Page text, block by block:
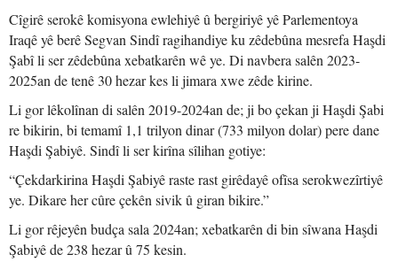
Cîgirê serokê komisyona ewlehiyê û bergiriyê yê Parlementoya
Iraqê yê berê Segvan Sindî ragihandiye ku zêdebûna mesrefa Haşdi
Şabî li ser zêdebûna xebatkarên wê ye. Di navbera salên 2023-
2025an de tenê 30 hezar kes li jimara xwe zêde kirine.
Li gor lêkolînan di salên 2019-2024an de; ji bo çekan ji Haşdi Şabi
re bikirin, bi temamî 1,1 trilyon dinar (733 milyon dolar) pere dane
Haşdi Şabiyê. Sindî li ser kirîna sîlihan gotiye:
“Çekdarkirina Haşdi Şabiyê raste rast girêdayê ofîsa serokwezîrtiyê
ye. Dikare her cûre çekên sivik û giran bikire.”
Li gor rêjeyên budça sala 2024an; xebatkarên di bin sîwana Haşdi
Şabiyê de 238 hezar û 75 kesin.